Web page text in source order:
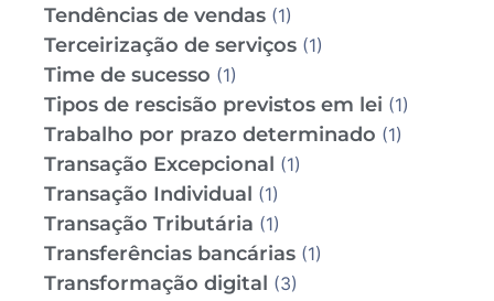
Tendências de vendas (1)
Terceirização de serviços (1)
Time de sucesso (1)
Tipos de rescisão previstos em lei (1)
Trabalho por prazo determinado (1)
Transação Excepcional (1)
Transação Individual (1)
Transação Tributária (1)
Transferências bancárias (1)
Transformação digital (3)